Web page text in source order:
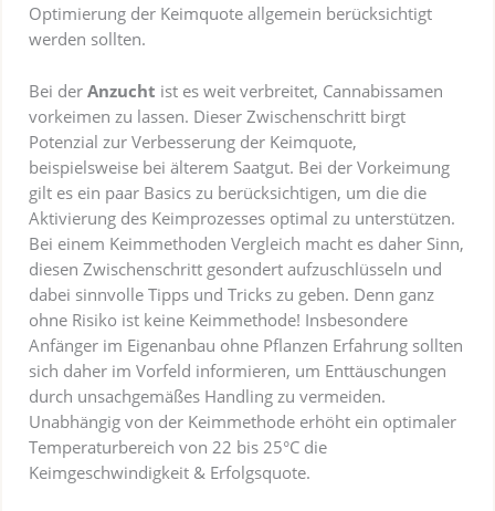
Optimierung der Keimquote allgemein berücksichtigt
werden sollten.
Bei derAnzucht ist es weit verbreitet, Cannabissamen
vorkeimen zu lassen. Dieser Zwischenschritt birgt
Potenzial zur Verbesserung der Keimquote,
beispielsweise bei älterem Saatgut. Bei der Vorkeimung
gilt es ein paar Basics zu berücksichtigen, um die die
Aktivierung des Keimprozesses optimal zu unterstützen.
Bei einem Keimmethoden Vergleich macht es daher Sinn,
diesen Zwischenschritt gesondert aufzuschlüsseln und
dabei sinnvolle Tipps und Tricks zu geben. Denn ganz
ohne Risiko ist keine Keimmethode! Insbesondere
Anfänger im Eigenanbau ohne Pflanzen Erfahrung sollten
sich daher im Vorfeld informieren, um Enttäuschungen
durch unsachgemäßes Handling zu vermeiden.
Unabhängig von der Keimmethode erhöht ein optimaler
Temperaturbereich von 22 bis 25°C die
Keimgeschwindigkeit & Erfolgsquote.